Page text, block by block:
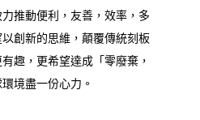
推動便利，友善，效率，多
創新的思維，顛覆傳統刻板
趣，更希望達成「零廢棄，
境盡一份心力。